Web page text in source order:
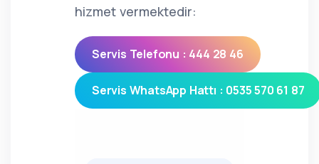
hizmet vermektedir:
Servis Telefonu : 444 28 46
Servis WhatsApp Hattı : 0535 570 61 87